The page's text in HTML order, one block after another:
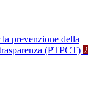
prevenzione della
(PTPCT) 2